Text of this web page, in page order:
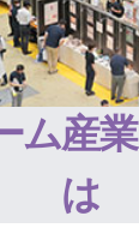
ム産
は